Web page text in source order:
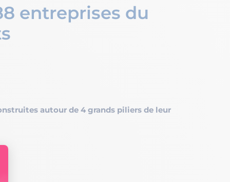
entreprises du
autour de 4 grands piliers de leur